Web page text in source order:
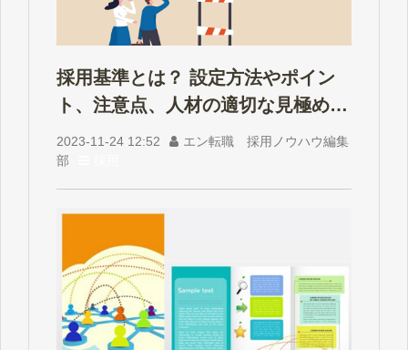
採用基準とは？ 設定方法やポイン
ト、注意点、人材の適切な見極め方
を紹介
2023-11-24 12:52
エン転職 採用ノウハウ編集
部